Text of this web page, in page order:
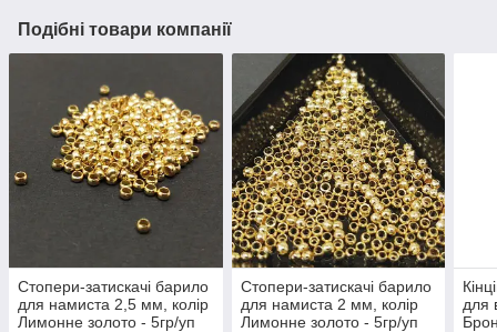
Подібні товари компанії
Стопери-затискачі барило
для намиста 2,5 мм, колір
Лимонне золото - 5гр/уп
Стопери-затискачі барило
для намиста 2 мм, колір
Лимонне золото - 5гр/уп
для